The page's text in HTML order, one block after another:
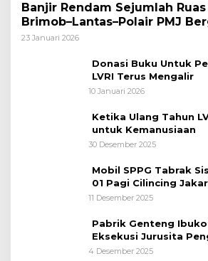
Banjir Rendam Sejumlah
Brimob–Lantas–Polair PMJ
Polri Siagakan 128.247
23 Januari 2026
Donasi Buku Untuk
LVRI Terus Mengalir
10 Januari 2026
Ketika Ulang Tahun
untuk Kemanusiaan
30 Desember 2025
Mobil SPPG Tabrak
01 Pagi Cilincing
11 Desember 2025
Pabrik Genteng
Eksekusi Jurusita
Tangerang, Diduga
4 Desember 2025